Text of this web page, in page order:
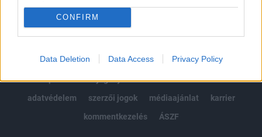
CONFIRM
Data Deletion Data Access Privacy Policy
© 2026 Portfolio
impresszum
jogi nyilatkozat
süti beállítások
adatvédelem
szerzői jogok médiaajánlat
karrier
kommentkezelés
ÁSZF